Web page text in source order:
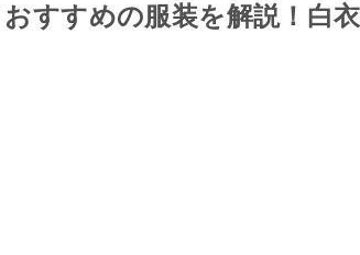
おすすめの服装を解説！白